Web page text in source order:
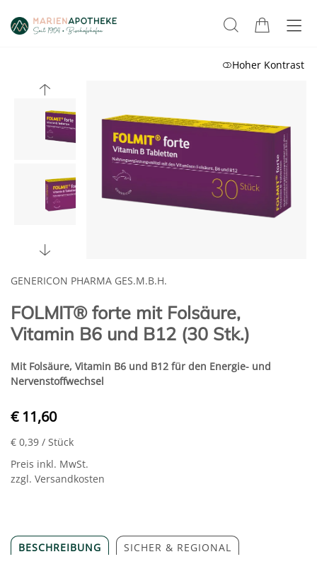
Hoher Kontrast
GENERICON PHARMA GES.M.B.H.
FOLMIT® forte mit Folsäure,
Vitamin B6 und B12 (30 Stk.)
Mit Folsäure, Vitamin B6 und B12 für den Energie- und
Nervenstoffwechsel
€ 11,60
€ 0,39 / Stück
Preis inkl. MwSt.
zzgl. Versandkosten
BESCHREIBUNG SICHER & REGIONAL